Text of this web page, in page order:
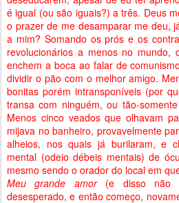
é igual (ou são iguais?) a três. Deus
o prazer de me desamparar me deu,
a mim? Somando os prós e os
revolucionários a menos no mundo,
enchem a boca ao falar de
dividir o pão com o melhor amigo.
bonitas porém intransponíveis (por
transa com ninguém, ou tão-
Menos cinco veados que olhavam
mijava no banheiro, provavelmente
alheios, nos quais já burilaram, e
mental (odeio débeis mentais) de
mesmo sendo o orador do local em
Meu grande amor(e disso não
desesperado, e então começo,